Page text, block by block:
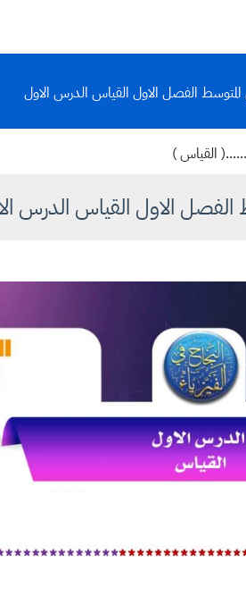
المتوسط الفصل الاول القياس الدرس الاول
الفصل الاول القياس الدرس